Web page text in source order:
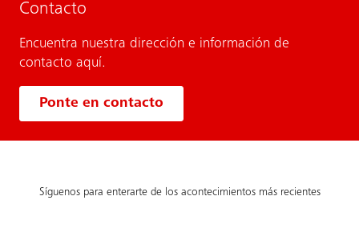
Contacto
Encuentra nuestra dirección e información de
contacto aquí.
Ponte en contacto
Síguenos para enterarte de los acontecimientos más recientes